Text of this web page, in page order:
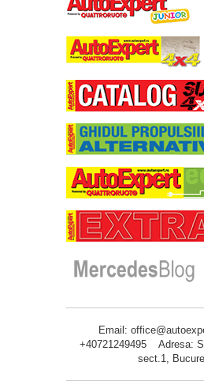
Email:
+40721249495 Adresa:
sect.1,